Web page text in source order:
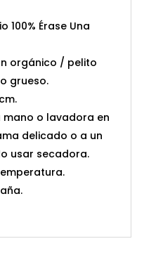
100% Érase Una
orgánico / pelito
grueso.
o lavadora en
delicado o a un
usar secadora.